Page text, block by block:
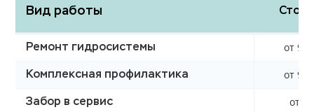
Вид работы
Ремонт гидросистемы от
Комплексная профилактика от
Забор в сервис от 0